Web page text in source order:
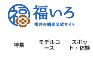
特集
モデルコ
ース
スポッ
ト・体験